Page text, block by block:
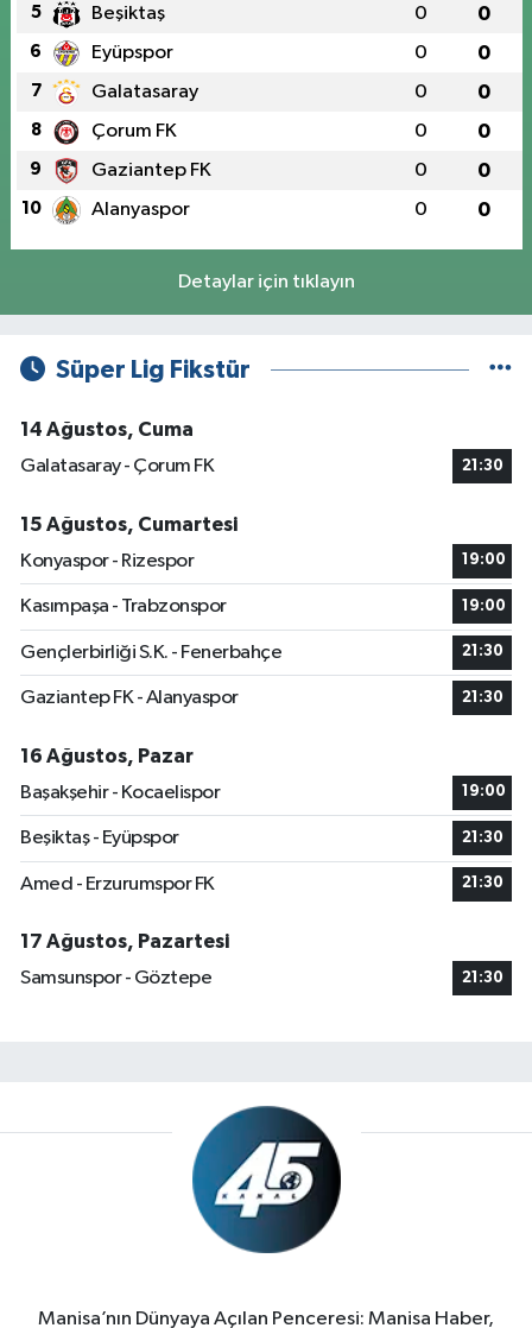
5 Beşiktaş 0 0
6 Eyüpspor 0 0
7 Galatasaray 0 0
8 Çorum FK 0 0
9 Gaziantep FK 0 0
10 Alanyaspor 0 0
Detaylar için tıklayın
Süper Lig Fikstür
14 Ağustos, Cuma
Galatasaray - Çorum FK
21:30
15 Ağustos, Cumartesi
Konyaspor - Rizespor
19:00
Kasımpaşa - Trabzonspor 19:00
Gençlerbirliği S.K. - Fenerbahçe 21:30
Gaziantep FK - Alanyaspor 21:30
16 Ağustos, Pazar
Başakşehir - Kocaelispor
19:00
Beşiktaş - Eyüpspor 21:30
Amed - Erzurumspor FK 21:30
17 Ağustos, Pazartesi
Samsunspor - Göztepe
21:30
Manisa’nın Dünyaya Açılan Penceresi: Manisa Haber,